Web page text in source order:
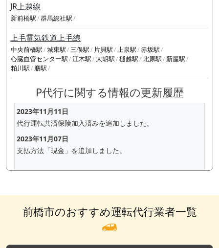
JR上越線
新前橋駅 群馬総社駅
上毛電気鉄道上毛線
中央前橋駅 城東駅 三俣駅 片貝駅 上泉駅 赤坂駅
心臓血管センター駅 江木駅 大胡駅 樋越駅 北原駅
新屋駅
粕川駅
膳駅
P代行に関する情報の更新履歴
2023年11月11日
代行運転共済保険加入済みを追加しました。
2023年11月07日
支払方法「現金」を追加しました。
前橋市のおすすめ運転代行業者一覧